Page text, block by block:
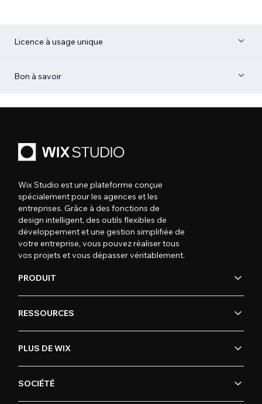
Licence à usage unique
Bon à savoir
Wix Studio est une plateforme conçue
spécialement pour les agences et les
entreprises. Grâce à des fonctions de
design intelligent, des outils flexibles de
développement et une gestion simplifiée de
votre entreprise, vous pouvez réaliser tous
vos projets et vous dépasser véritablement.
PRODUIT
RESSOURCES
PLUS DE WIX
SOCIÉTÉ